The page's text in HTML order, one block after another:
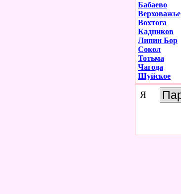
Бабаево
Верховажье
Вохтога
Кадников
Липин Бор
Сокол
Тотьма
Чагода
Шуйское
Я